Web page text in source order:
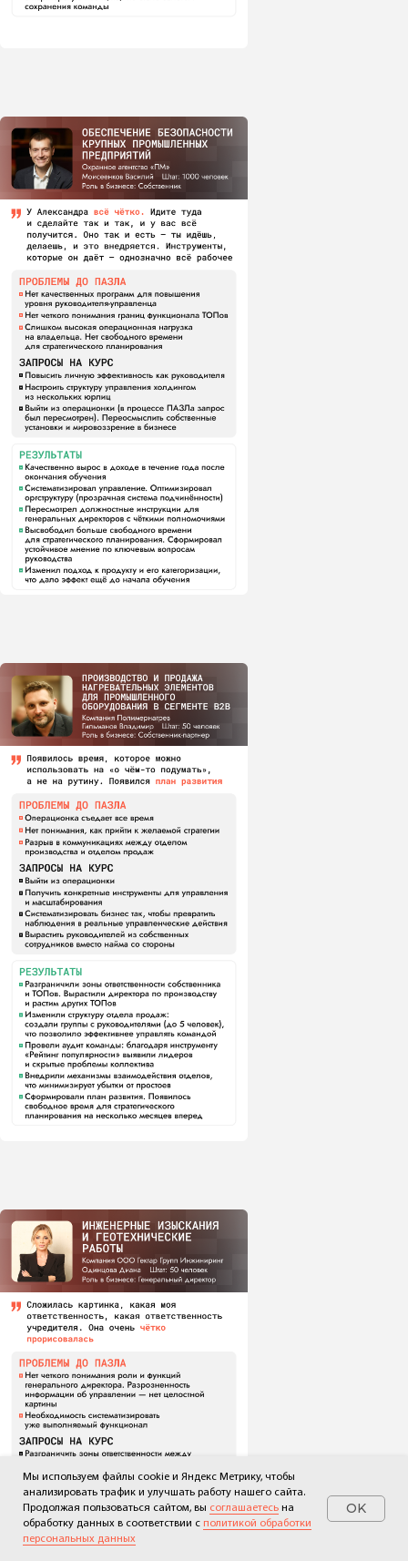
Мы используем файлы cookie и Яндекс Метрику, чтобы
анализировать трафик и улучшать работу нашего сайта.
Продолжая пользоваться сайтом, вы соглашаетесь на
обработку данных в соответствии с политикой обработки
персональных данных
OK